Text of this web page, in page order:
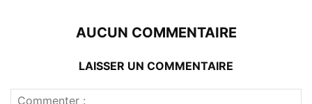
AUCUN COMMENTAIRE
LAISSER UN COMMENTAIRE